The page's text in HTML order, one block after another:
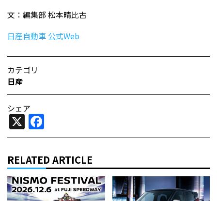
文：編集部 松本晴比古
日産自動車 公式Web
カテゴリ
日産
シェア
X
RELATED ARTICLE